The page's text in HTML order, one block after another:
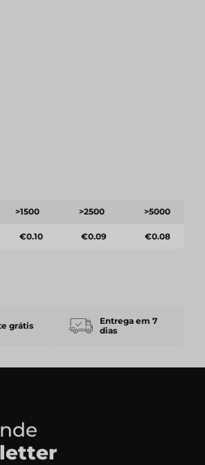
>1500 >2500 >5000
€0.10 €0.09 €0.08
grátis
Entrega em 7
dias